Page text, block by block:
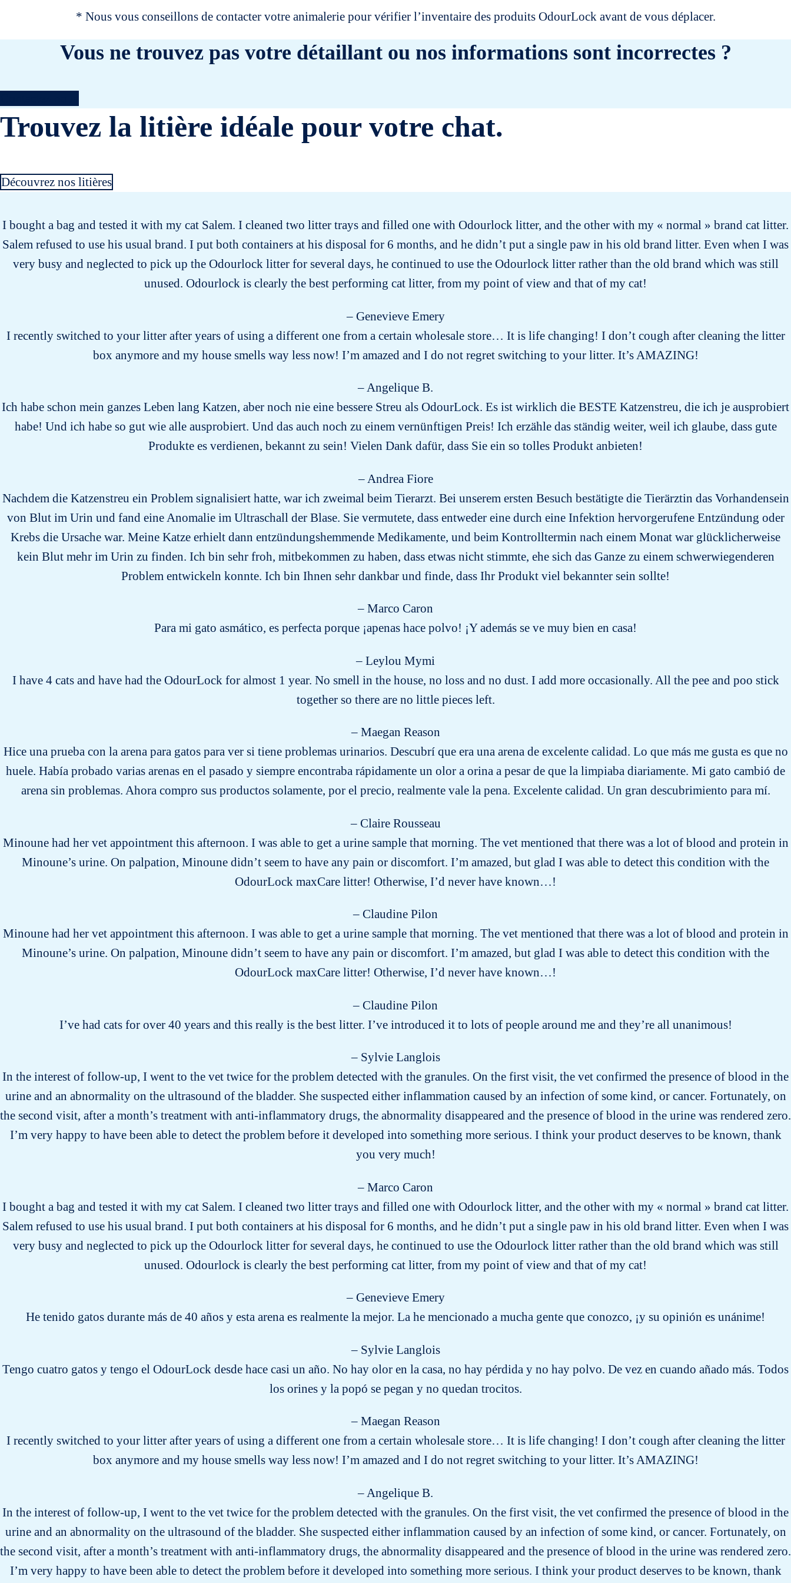
* Nous vous conseillons de contacter votre animalerie pour vérifier l’inventaire des produits OdourLock avant de vous déplacer.
Vous ne trouvez pas votre détaillant ou nos informations sont incorrectes ?
Trouvez la litière idéale pour votre chat.
Découvrez nos litières
I bought a bag and tested it with my cat Salem. I cleaned two litter trays and filled one with Odourlock litter, and the other with my « normal » brand cat litter.
Salem refused to use his usual brand. I put both containers at his disposal for 6 months, and he didn’t put a single paw in his old brand litter. Even when I was
very busy and neglected to pick up the Odourlock litter for several days, he continued to use the Odourlock litter rather than the old brand which was still
unused. Odourlock is clearly the best performing cat litter, from my point of view and that of my cat!
– Genevieve Emery
I recently switched to your litter after years of using a different one from a certain wholesale store… It is life changing! I don’t cough after cleaning the litter
box anymore and my house smells way less now! I’m amazed and I do not regret switching to your litter. It’s AMAZING!
– Angelique B.
Ich habe schon mein ganzes Leben lang Katzen, aber noch nie eine bessere Streu als OdourLock. Es ist wirklich die BESTE Katzenstreu, die ich je ausprobiert
habe! Und ich habe so gut wie alle ausprobiert. Und das auch noch zu einem vernünftigen Preis! Ich erzähle das ständig weiter, weil ich glaube, dass gute
Produkte es verdienen, bekannt zu sein! Vielen Dank dafür, dass Sie ein so tolles Produkt anbieten!
– Andrea Fiore
Nachdem die Katzenstreu ein Problem signalisiert hatte, war ich zweimal beim Tierarzt. Bei unserem ersten Besuch bestätigte die Tierärztin das Vorhandensein
von Blut im Urin und fand eine Anomalie im Ultraschall der Blase. Sie vermutete, dass entweder eine durch eine Infektion hervorgerufene Entzündung oder
Krebs die Ursache war. Meine Katze erhielt dann entzündungshemmende Medikamente, und beim Kontrolltermin nach einem Monat war glücklicherweise
kein Blut mehr im Urin zu finden. Ich bin sehr froh, mitbekommen zu haben, dass etwas nicht stimmte, ehe sich das Ganze zu einem schwerwiegenderen
Problem entwickeln konnte. Ich bin Ihnen sehr dankbar und finde, dass Ihr Produkt viel bekannter sein sollte!
– Marco Caron
Para mi gato asmático, es perfecta porque ¡apenas hace polvo! ¡Y además se ve muy bien en casa!
– Leylou Mymi
I have 4 cats and have had the OdourLock for almost 1 year. No smell in the house, no loss and no dust. I add more occasionally. All the pee and poo stick
together so there are no little pieces left.
– Maegan Reason
Hice una prueba con la arena para gatos para ver si tiene problemas urinarios. Descubrí que era una arena de excelente calidad. Lo que más me gusta es que no
huele. Había probado varias arenas en el pasado y siempre encontraba rápidamente un olor a orina a pesar de que la limpiaba diariamente. Mi gato cambió de
arena sin problemas. Ahora compro sus productos solamente, por el precio, realmente vale la pena. Excelente calidad. Un gran descubrimiento para mí.
– Claire Rousseau
Minoune had her vet appointment this afternoon. I was able to get a urine sample that morning. The vet mentioned that there was a lot of blood and protein in
Minoune’s urine. On palpation, Minoune didn’t seem to have any pain or discomfort. I’m amazed, but glad I was able to detect this condition with the
OdourLock maxCare litter! Otherwise, I’d never have known…!
– Claudine Pilon
Minoune had her vet appointment this afternoon. I was able to get a urine sample that morning. The vet mentioned that there was a lot of blood and protein in
Minoune’s urine. On palpation, Minoune didn’t seem to have any pain or discomfort. I’m amazed, but glad I was able to detect this condition with the
OdourLock maxCare litter! Otherwise, I’d never have known…!
– Claudine Pilon
I’ve had cats for over 40 years and this really is the best litter. I’ve introduced it to lots of people around me and they’re all unanimous!
– Sylvie Langlois
In the interest of follow-up, I went to the vet twice for the problem detected with the granules. On the first visit, the vet confirmed the presence of blood in the
urine and an abnormality on the ultrasound of the bladder. She suspected either inflammation caused by an infection of some kind, or cancer. Fortunately, on
the second visit, after a month’s treatment with anti-inflammatory drugs, the abnormality disappeared and the presence of blood in the urine was rendered zero.
I’m very happy to have been able to detect the problem before it developed into something more serious. I think your product deserves to be known, thank
you very much!
– Marco Caron
I bought a bag and tested it with my cat Salem. I cleaned two litter trays and filled one with Odourlock litter, and the other with my « normal » brand cat litter.
Salem refused to use his usual brand. I put both containers at his disposal for 6 months, and he didn’t put a single paw in his old brand litter. Even when I was
very busy and neglected to pick up the Odourlock litter for several days, he continued to use the Odourlock litter rather than the old brand which was still
unused. Odourlock is clearly the best performing cat litter, from my point of view and that of my cat!
– Genevieve Emery
He tenido gatos durante más de 40 años y esta arena es realmente la mejor. La he mencionado a mucha gente que conozco, ¡y su opinión es unánime!
– Sylvie Langlois
Tengo cuatro gatos y tengo el OdourLock desde hace casi un año. No hay olor en la casa, no hay pérdida y no hay polvo. De vez en cuando añado más. Todos
los orines y la popó se pegan y no quedan trocitos.
– Maegan Reason
I recently switched to your litter after years of using a different one from a certain wholesale store… It is life changing! I don’t cough after cleaning the litter
box anymore and my house smells way less now! I’m amazed and I do not regret switching to your litter. It’s AMAZING!
– Angelique B.
In the interest of follow-up, I went to the vet twice for the problem detected with the granules. On the first visit, the vet confirmed the presence of blood in the
urine and an abnormality on the ultrasound of the bladder. She suspected either inflammation caused by an infection of some kind, or cancer. Fortunately, on
the second visit, after a month’s treatment with anti-inflammatory drugs, the abnormality disappeared and the presence of blood in the urine was rendered zero.
I’m very happy to have been able to detect the problem before it developed into something more serious. I think your product deserves to be known, thank